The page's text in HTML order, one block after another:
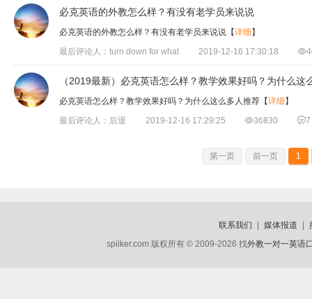
必克英语的外教怎么样？有没有老学员来说说
必克英语的外教怎么样？有没有老学员来说说 【详细 】
最后评论人：turn down for what
2019-12-16 17:30:18 
（2019最新）必克英语怎么样？教学效果好吗？为什么这
必克英语怎么样？教学效果好吗？为什么这么多人推荐 【详细 】
最后评论人：后退
2019-12-16 17:29:25 36830 7
第一页 前一页 1
联系我们 媒体报道
spiiker.com 版权所有 © 2009-2026 找外教一对一英语